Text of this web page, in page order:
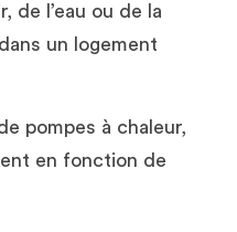
de l’eau ou de la
un logement
pompes à chaleur,
en fonction de